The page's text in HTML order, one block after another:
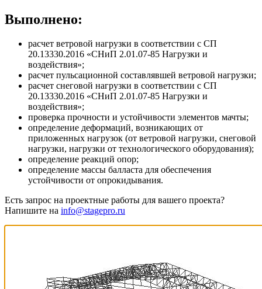
Выполнено:
расчет ветровой нагрузки в соответствии с СП
20.13330.2016 «СНиП 2.01.07-85 Нагрузки и
воздействия»;
расчет пульсационной составлявшей ветровой нагрузки;
расчет снеговой нагрузки в соответствии с СП
20.13330.2016 «СНиП 2.01.07-85 Нагрузки и
воздействия»;
проверка прочности и устойчивости элементов мачты;
определение деформаций, возникающих от
приложенных нагрузок (от ветровой нагрузки, снеговой
нагрузки, нагрузки от технологического оборудования);
определение реакций опор;
определение массы балласта для обеспечения
устойчивости от опрокидывания.
Есть запрос на проектные работы для вашего проекта?
Напишите на info@stagepro.ru